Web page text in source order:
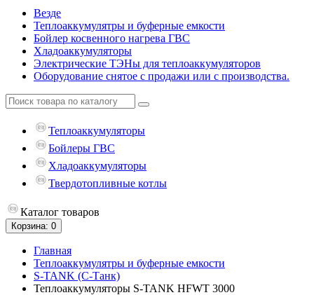
Везде
Теплоаккумулятры и буферные емкости
Бойлер косвенного нагрева ГВС
Хладоаккумуляторы
Электрические ТЭНы для теплоаккумуляторов
Оборудование снятое с продажи или с производства.
Теплоаккумуляторы
Бойлеры ГВС
Хладоаккумуляторы
Твердотопливные котлы
Каталог товаров
Корзина: 0
Главная
Теплоаккумулятры и буферные емкости
S-TANK (С-Танк)
Теплоаккумуляторы S-TANK HFWT 3000